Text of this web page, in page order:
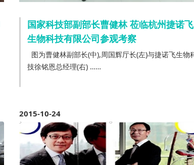
国家科技部副部长曹健林 莅临杭州捷诺飞
生物科技有限公司参观考察
技徐铭恩总经理(右) ……
2015-10-24